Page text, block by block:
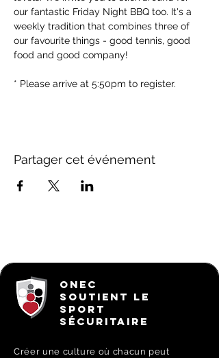
our fantastic Friday Night BBQ too. It's a
weekly tradition that combines three of
our favourite things - good tennis, good
food and good company!
* Please arrive at 5:50pm to register.
Partager cet événement
ONEC
SOUTIENT LE
SPORT
SÉCURITAIRE
Créer une culture où chacun peut